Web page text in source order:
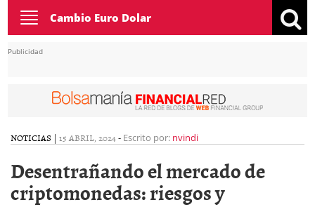
Toggle
navigation
Cambio Euro Dolar
Publicidad
NOTICIAS | 15 ABRIL, 2024- Escrito por: nvindi
Desentrañando el mercado de
criptomonedas: riesgos y